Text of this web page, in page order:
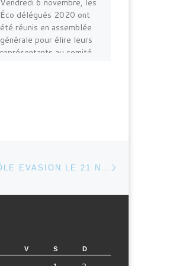
Éco délégués 2020 ont
été réunis en assemblée
générale pour élire leurs
représentants au comité
V S D